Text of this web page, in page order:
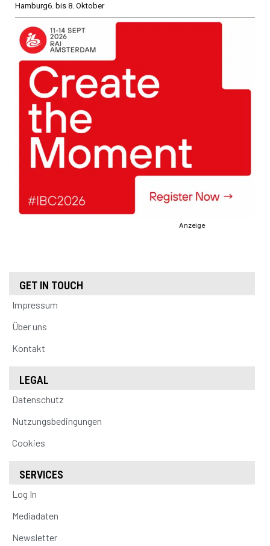
Hamburg6. bis 8. Oktober
Anzeige
GET IN TOUCH
Impressum
Über uns
Kontakt
LEGAL
Datenschutz
Nutzungsbedingungen
Cookies
SERVICES
Log In
Mediadaten
Newsletter